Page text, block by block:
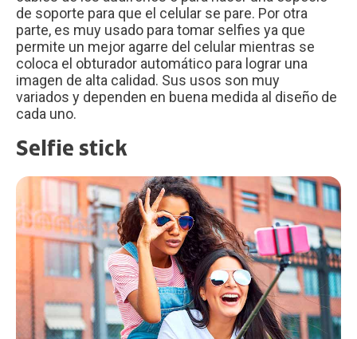
de soporte para que el celular se pare. Por otra
parte, es muy usado para tomar selfies ya que
permite un mejor agarre del celular mientras se
coloca el obturador automático para lograr una
imagen de alta calidad. Sus usos son muy
variados y dependen en buena medida al diseño de
cada uno.
Selfie stick